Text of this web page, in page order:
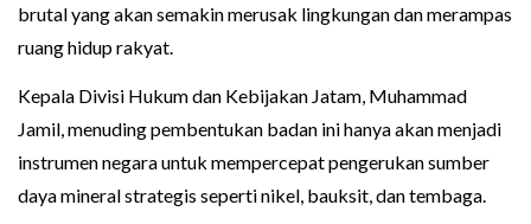
brutal yang akan semakin merusak lingkungan dan merampas
ruang hidup rakyat.
Kepala Divisi Hukum dan Kebijakan Jatam, Muhammad
Jamil, menuding pembentukan badan ini hanya akan menjadi
instrumen negara untuk mempercepat pengerukan sumber
daya mineral strategis seperti nikel, bauksit, dan tembaga.